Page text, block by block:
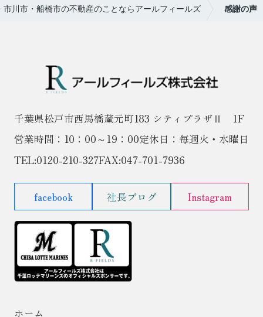
市川市・船橋市の不動産のことならアールフィールズ 感謝の声
千葉県松戸市西馬橋蔵元町183 シティプラザⅡ 1F
営業時間：10：00～19：00定休日：毎週火・水曜日
TEL:0120-210-327FAX:047-701-7936
facebook 社長ブログ Instagram
ホーム